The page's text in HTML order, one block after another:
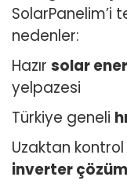
SolarPanelim’i
nedenler:
Hazır solar
yelpazesi
Türkiye geneli
Uzaktan
inverter